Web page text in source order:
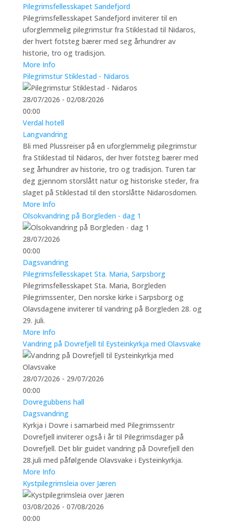
Pilegrimsfellesskapet Sandefjord
Pilegrimsfellesskapet Sandefjord inviterer til en
uforglemmelig pilegrimstur fra Stiklestad til Nidaros,
der hvert fotsteg bærer med seg århundrer av
historie, tro og tradisjon.
More Info
Pilegrimstur Stiklestad - Nidaros
28/07/2026 - 02/08/2026
00:00
Verdal hotell
Langvandring
Bli med Plussreiser på en uforglemmelig pilegrimstur
fra Stiklestad til Nidaros, der hver fotsteg bærer med
seg århundrer av historie, tro og tradisjon. Turen tar
deg gjennom storslått natur og historiske steder, fra
slaget på Stiklestad til den storslåtte Nidarosdomen.
More Info
Olsokvandring på Borgleden - dag 1
28/07/2026
00:00
Dagsvandring
Pilegrimsfellesskapet Sta. Maria, Sarpsborg
Pilegrimsfellesskapet Sta. Maria, Borgleden
Pilegrimssenter, Den norske kirke i Sarpsborg og
Olavsdagene inviterer til vandring på Borgleden 28. og
29. juli.
More Info
Vandring på Dovrefjell til Eysteinkyrkja med Olavsvake
28/07/2026 - 29/07/2026
00:00
Dovregubbens hall
Dagsvandring
Kyrkja i Dovre i samarbeid med Pilegrimssentr
Dovrefjell inviterer også i år til Pilegrimsdager på
Dovrefjell. Det blir guidet vandring på Dovrefjell den
28.juli med påfølgende Olavsvake i Eysteinkyrkja.
More Info
Kystpilegrimsleia over Jæren
03/08/2026 - 07/08/2026
00:00